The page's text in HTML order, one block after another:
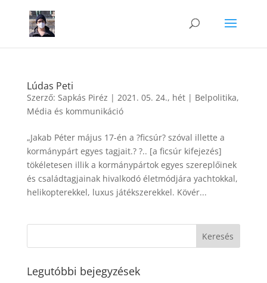
Lúdas Peti
Szerző: Sapkás Piréz | 2021. 05. 24., hét| Belpolitika,
Média és kommunikáció
„Jakab Péter május 17-én a ?ficsúr? szóval illette a
kormánypárt egyes tagjait.? ?.. [a ficsúr kifejezés]
tökéletesen illik a kormánypártok egyes szereplőinek
és családtagjainak hivalkodó életmódjára yachtokkal,
helikopterekkel, luxus játékszerekkel. Kövér...
Legutóbbi bejegyzések